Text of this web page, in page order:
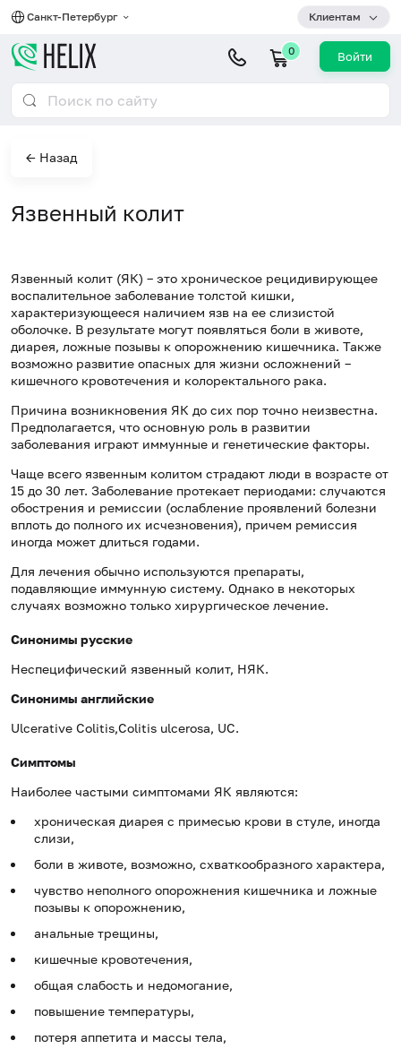
Санкт-Петербург Клиентам
0 Войти
← Назад
Язвенный колит
Язвенный колит (ЯК) – это хроническое рецидивирующее
воспалительное заболевание толстой кишки,
характеризующееся наличием язв на ее слизистой
оболочке. В результате могут появляться боли в животе,
диарея, ложные позывы к опорожнению кишечника. Также
возможно развитие опасных для жизни осложнений –
кишечного кровотечения и колоректального рака.
Причина возникновения ЯК до сих пор точно неизвестна.
Предполагается, что основную роль в развитии
заболевания играют иммунные и генетические факторы.
Чаще всего язвенным колитом страдают люди в возрасте от
15 до 30 лет. Заболевание протекает периодами: случаются
обострения и ремиссии (ослабление проявлений болезни
вплоть до полного их исчезновения), причем ремиссия
иногда может длиться годами.
Для лечения обычно используются препараты,
подавляющие иммунную систему. Однако в некоторых
случаях возможно только хирургическое лечение.
Синонимы русские
Неспецифический язвенный колит, НЯК.
Синонимы английские
Ulcerative Colitis,Colitis ulcerosa, UC.
Симптомы
Наиболее частыми симптомами ЯК являются:
хроническая диарея с примесью крови в стуле, иногда
слизи,
боли в животе, возможно, схваткообразного характера,
чувство неполного опорожнения кишечника и ложные
позывы к опорожнению,
анальные трещины,
кишечные кровотечения,
общая слабость и недомогание,
повышение температуры,
потеря аппетита и массы тела,